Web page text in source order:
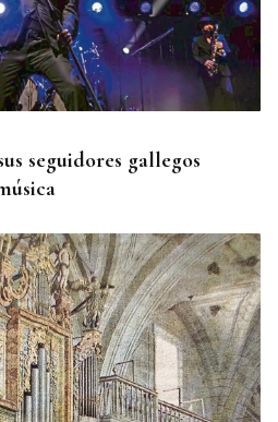
seguidores gallegos